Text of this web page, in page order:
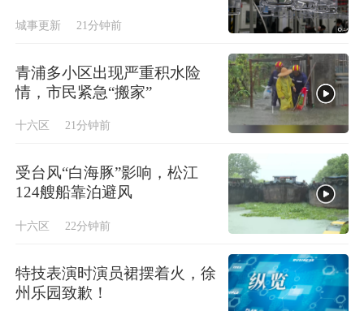
城事更新 21分钟前
青浦多小区出现严重积水险
情，市民紧急“搬家”
十六区 21分钟前
受台风“白海豚”影响，松江
124艘船靠泊避风
十六区 22分钟前
特技表演时演员裙摆着火，徐
州乐园致歉！